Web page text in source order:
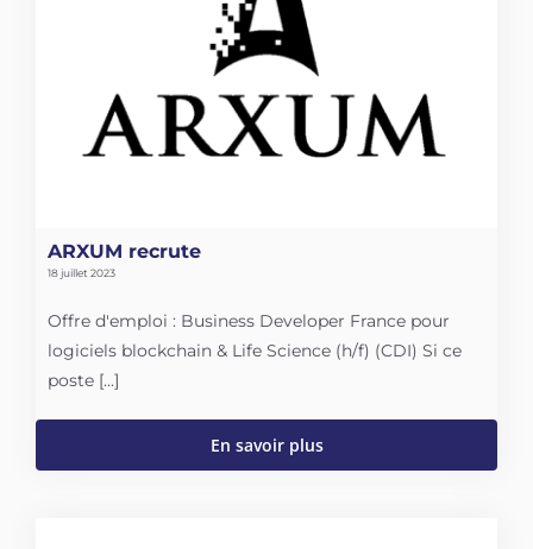
ARXUM recrute
18 juillet 2023
Offre d'emploi : Business Developer France pour
logiciels blockchain & Life Science (h/f) (CDI) Si ce
poste [...]
En savoir plus